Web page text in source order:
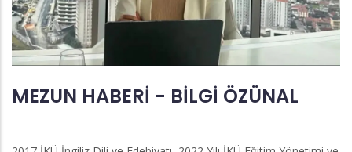
MEZUN HABERİ - BİLGİ ÖZÜNAL